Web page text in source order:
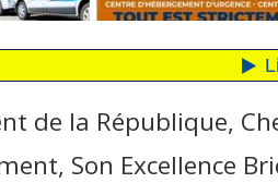
de la République,
Son Excellence